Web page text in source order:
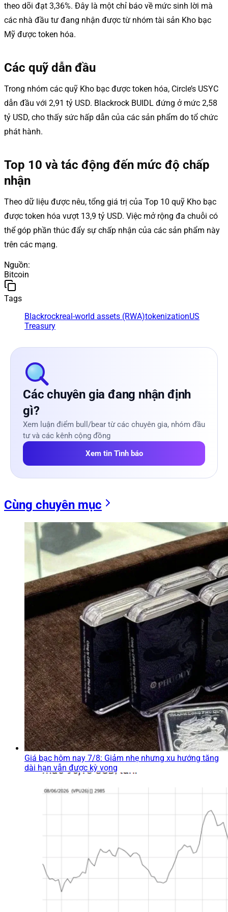
theo dõi đạt 3,36%. Đây là một chỉ báo về mức sinh lời mà
các nhà đầu tư đang nhận được từ nhóm tài sản Kho bạc
Mỹ được token hóa.
Các quỹ dẫn đầu
Trong nhóm các quỹ Kho bạc được token hóa, Circle’s USYC
dẫn đầu với 2,91 tỷ USD. Blackrock BUIDL đứng ở mức 2,58
tỷ USD, cho thấy sức hấp dẫn của các sản phẩm do tổ chức
phát hành.
Top 10 và tác động đến mức độ chấp
nhận
Theo dữ liệu được nêu, tổng giá trị của Top 10 quỹ Kho bạc
được token hóa vượt 13,9 tỷ USD. Việc mở rộng đa chuỗi có
thể góp phần thúc đẩy sự chấp nhận của các sản phẩm này
trên các mạng.
Nguồn:
Bitcoin
Tags
Blackrockreal-world assets (RWA)tokenizationUS
Treasury
Các chuyên gia đang nhận định
gì?
Xem luận điểm bull/bear từ các chuyên gia, nhóm đầu
tư và các kênh cộng đồng
Xem tin Tình báo
Cùng chuyên mục
Giá bạc hôm nay 7/8: Giảm nhẹ nhưng xu hướng tăng
dài hạn vẫn được kỳ vọng